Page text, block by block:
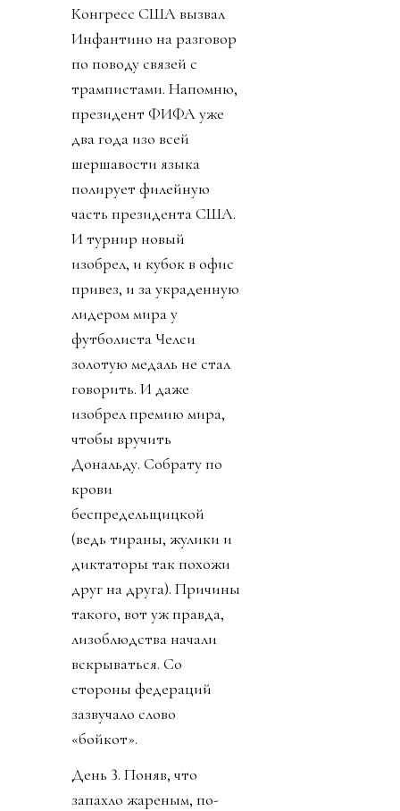
Конгресс США вызвал
Инфантино на разговор
по поводу связей с
трампистами. Напомню,
президент ФИФА уже
два года изо всей
шершавости языка
полирует филейную
часть президента США.
И турнир новый
изобрел, и кубок в офис
привез, и за украденную
лидером мира у
футболиста Челси
золотую медаль не стал
говорить. И даже
изобрел премию мира,
чтобы вручить
Дональду. Собрату по
крови
беспредельщицкой
(ведь тираны, жулики и
диктаторы так похожи
друг на друга). Причины
такого, вот уж правда,
лизоблюдства начали
вскрываться. Со
стороны федераций
зазвучало слово
«бойкот».
День 3. Поняв, что
запахло жареным, по-